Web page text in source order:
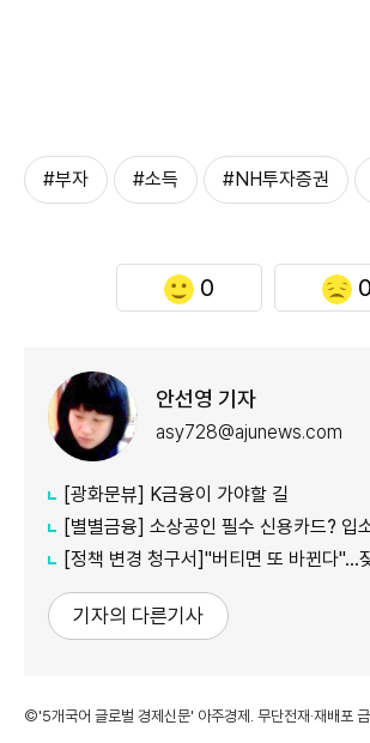
#부자 #소득 #NH투자증권
0 0
안선영 기자
asy728@ajunews.com
[광화문뷰] K금융이 가야할 길
[별별금융] 소상공인 필수 신용카드? 입소
[정책 변경 청구서]"버티면 또 바뀐다"…잦은 세제 개편
기자의 다른기사
©'5개국어 글로벌 경제신문' 아주경제. 무단전재·재배포